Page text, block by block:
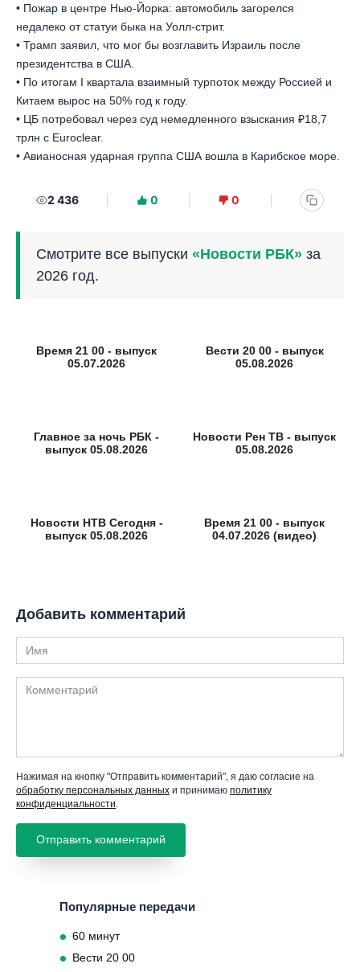
• Пожар в центре Нью-Йорка: автомобиль загорелся
недалеко от статуи быка на Уолл-стрит.
• Трамп заявил, что мог бы возглавить Израиль после
президентства в США.
• По итогам I квартала взаимный турпоток между Россией и
Китаем вырос на 50% год к году.
• ЦБ потребовал через суд немедленного взыскания ₽18,7
трлн с Euroclear.
• Авианосная ударная группа США вошла в Карибское море.
2 436 0 0
Смотрите все выпуски «Новости РБК» за
2026 год.
Время 21 00 - выпуск
05.07.2026
Вести 20 00 - выпуск
05.08.2026
Главное за ночь РБК -
выпуск 05.08.2026
Новости Рен ТВ - выпуск
05.08.2026
Новости НТВ Сегодня -
выпуск 05.08.2026
Время 21 00 - выпуск
04.07.2026 (видео)
Добавить комментарий
Имя
Комментарий
Нажимая на кнопку "Отправить комментарий", я даю согласие на
обработку персональных данных и принимаю политику
конфиденциальности
Популярные передачи
60 минут
Вести 20 00